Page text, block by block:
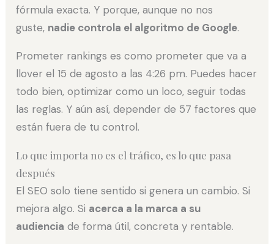
fórmula exacta. Y porque, aunque no nos
guste, nadie controla el algoritmo de Google.
Prometer rankings es como prometer que va a
llover el 15 de agosto a las 4:26 pm. Puedes hacer
todo bien, optimizar como un loco, seguir todas
las reglas. Y aún así, depender de 57 factores que
están fuera de tu control.
Lo que importa no es el tráfico, es lo que pasa
después
El SEO solo tiene sentido si genera un cambio. Si
mejora algo. Si acerca a la marca a su
audiencia de forma útil, concreta y rentable.